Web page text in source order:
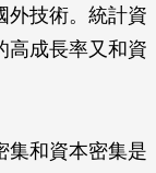
外技術。統計資
高成長率又和資
集和資本密集是